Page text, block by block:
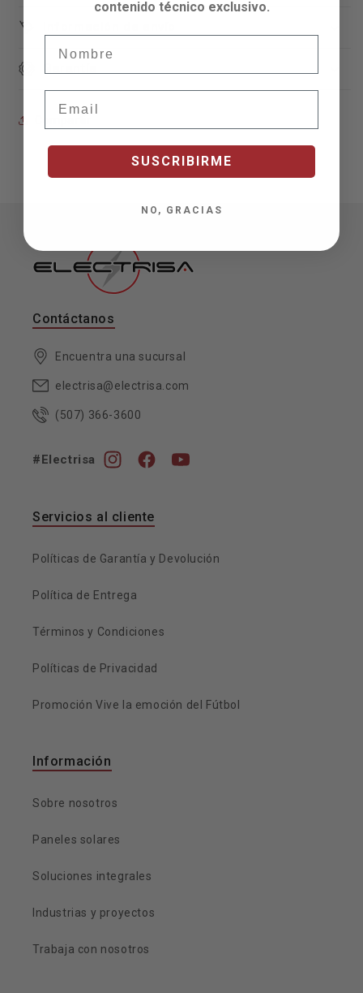
Contáctanos
Encuentra una sucursal
electrisa@electrisa.com
(507) 366-3600
#Electrisa
InstagramFacebookYouTube
Servicios al cliente
Políticas de Garantía y Devolución
Política de Entrega
Términos y Condiciones
Políticas de Privacidad
Promoción Vive la emoción del Fútbol
Información
Sobre nosotros
Paneles solares
Soluciones integrales
Industrias y proyectos
Trabaja con nosotros
contenido técnico exclusivo.
SUSCRIBIRME
NO, GRACIAS